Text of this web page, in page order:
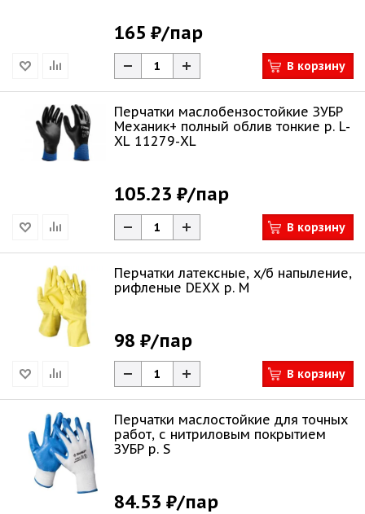
165 ₽/пар
В корзину
Перчатки маслобензостойкие ЗУБР
Механик+ полный облив тонкие р. L-
XL 11279-XL
105.23 ₽/пар
В корзину
Перчатки латексные, х/б напыление,
рифленые DEXX р. М
98 ₽/пар
В корзину
Перчатки маслостойкие для точных
работ, с нитриловым покрытием
ЗУБР р. S
84.53 ₽/пар